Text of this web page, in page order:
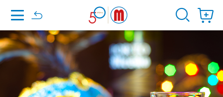
Home